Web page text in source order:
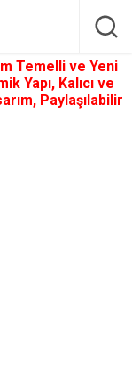
Temelli ve Yeni
Yapı, Kalıcı ve
Paylaşılabilir